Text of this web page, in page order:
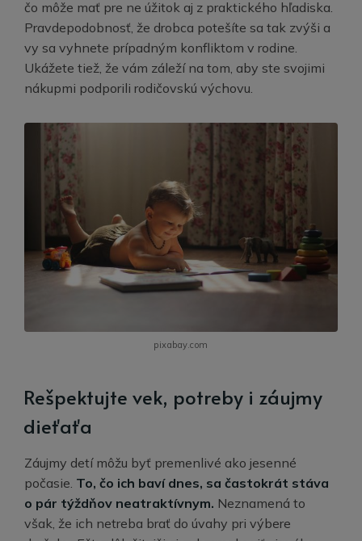
čo môže mať pre ne úžitok aj z praktického hľadiska.
Pravdepodobnosť, že drobca potešíte sa tak zvýši a
vy sa vyhnete prípadným konfliktom v rodine.
Ukážete tiež, že vám záleží na tom, aby ste svojimi
nákupmi podporili rodičovskú výchovu.
pixabay.com
Rešpektujte vek, potreby i záujmy
dieťaťa
Záujmy detí môžu byť premenlivé ako jesenné
počasie. To, čo ich baví dnes, sa častokrát stáva
o pár týždňov neatraktívnym. Neznamená to
však, že ich netreba brať do úvahy pri výbere